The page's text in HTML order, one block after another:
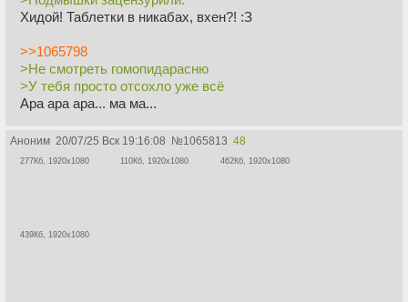
Хидой! Таблетки в никабах, вхен?! :З
>>1065798
>Не смотреть гомопидарасню
>У тебя просто отсохло уже всё
Ара ара ара... ма ма...
Аноним 20/07/25 Вск 19:16:08 №1065813 48
277Кб, 1920x1080 110Кб, 1920x1080 462Кб, 1920x1080
439Кб, 1920x1080